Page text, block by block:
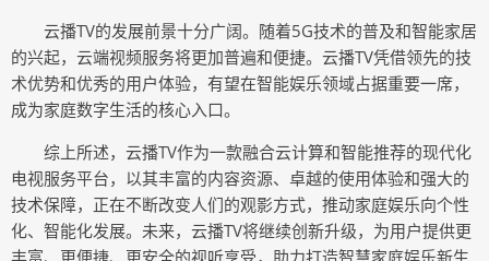
云播TV的发展前景十分广阔。随着5G技术的普及和智能家居
的兴起，云端视频服务将更加普遍和便捷。云播TV凭借领先的技
术优势和优秀的用户体验，有望在智能娱乐领域占据重要一席，
成为家庭数字生活的核心入口。
综上所述，云播TV作为一款融合云计算和智能推荐的现代化
电视服务平台，以其丰富的内容资源、卓越的使用体验和强大的
技术保障，正在不断改变人们的观影方式，推动家庭娱乐向个性
化、智能化发展。未来，云播TV将继续创新升级，为用户提供更
丰富、更便捷、更安全的视听享受，助力打造智慧家庭娱乐新生